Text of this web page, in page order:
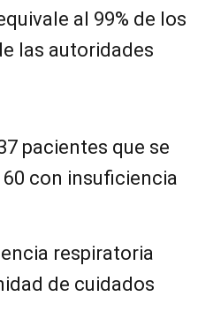
al 99% de los
las autoridades
pacientes que se
con insuficiencia
respiratoria
de cuidados